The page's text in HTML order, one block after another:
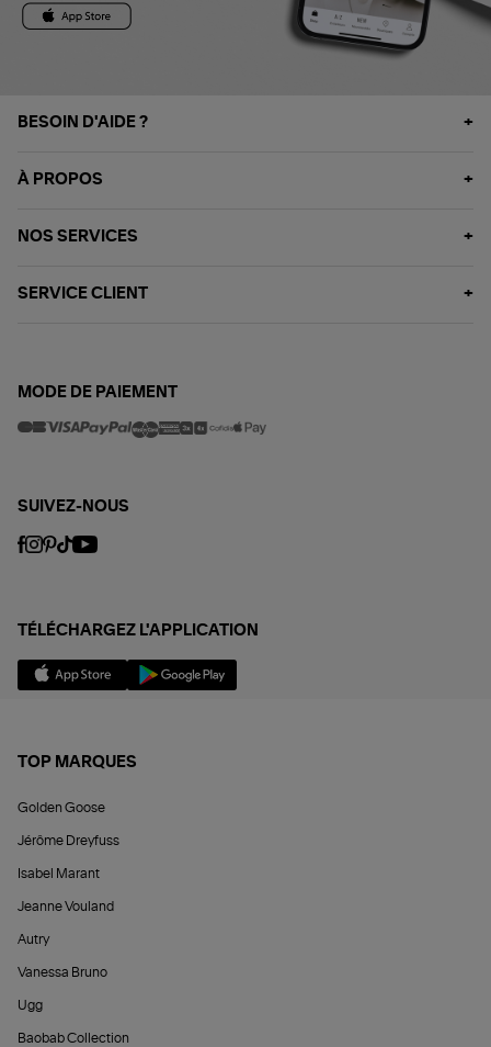
BESOIN D'AIDE ?
À PROPOS
NOS SERVICES
SERVICE CLIENT
MODE DE PAIEMENT
SUIVEZ-NOUS
TÉLÉCHARGEZ L'APPLICATION
TOP MARQUES
Golden Goose
Jérôme Dreyfuss
Isabel Marant
Jeanne Vouland
Autry
Vanessa Bruno
Ugg
Baobab Collection